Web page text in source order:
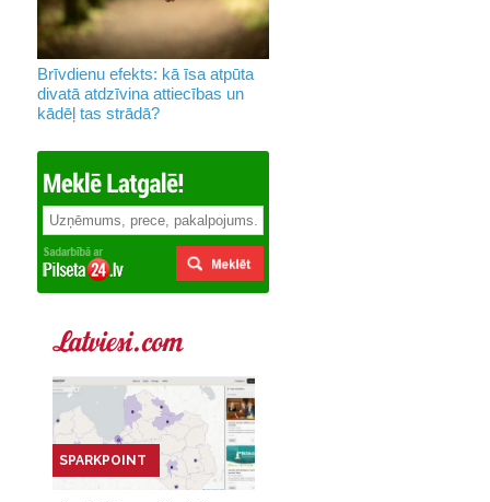
Brīvdienu efekts: kā īsa atpūta
divatā atdzīvina attiecības un
kādēļ tas strādā?